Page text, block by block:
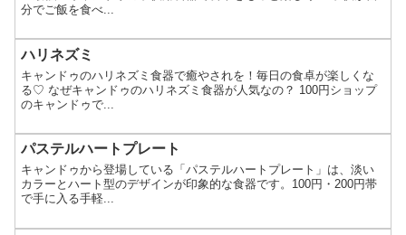
分でご飯を食べ...
ハリネズミ
キャンドゥのハリネズミ食器で癒やされを！毎日の食卓が楽しくな
る♡ なぜキャンドゥのハリネズミ食器が人気なの？ 100円ショップ
のキャンドゥで...
パステルハートプレート
キャンドゥから登場している「パステルハートプレート」は、淡い
カラーとハート型のデザインが印象的な食器です。100円・200円帯
で手に入る手軽...